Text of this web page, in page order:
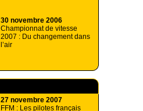
30 novembre 2006
Championnat de vitesse
2007 : Du changement dans
l’air
27 novembre 2007
FFM : Les pilotes français